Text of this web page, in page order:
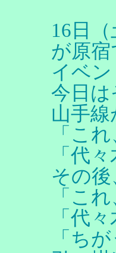
16日
が原
イベ
今日
山手
「こ
「代
その
「こ
「代
「ち